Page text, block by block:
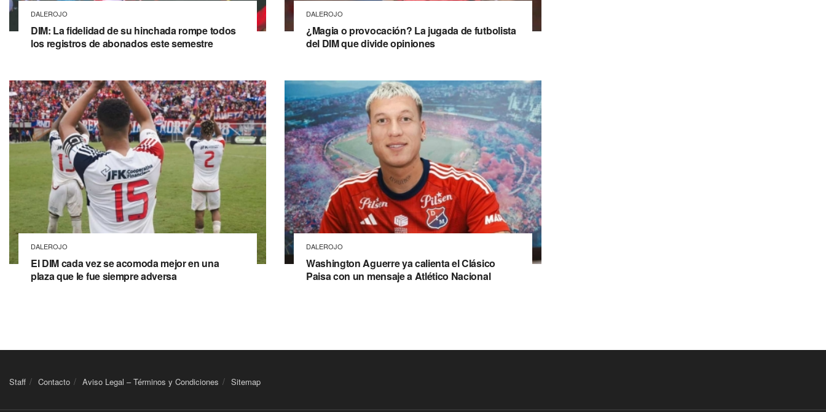
DALEROJO
DIM: La fidelidad de su hinchada rompe todos
los registros de abonados este semestre
DALEROJO
¿Magia o provocación? La jugada de futbolista
del DIM que divide opiniones
DALEROJO
El DIM cada vez se acomoda mejor en una
plaza que le fue siempre adversa
DALEROJO
Washington Aguerre ya calienta el Clásico
Paisa con un mensaje a Atlético Nacional
Staff Contacto Aviso Legal – Términos y Condiciones Sitemap